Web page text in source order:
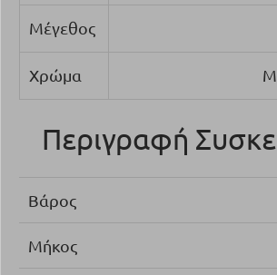
Μέγεθος
Χρώμα
Περιγραφή
Βάρος
Μήκος